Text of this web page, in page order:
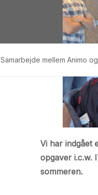
Samarbejde mellem Animo
Vi har indgået
opgaver i.c.w.
sommeren.